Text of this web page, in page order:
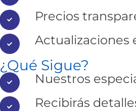
Precios
Actualizaciones
¿Qué Sigue?
Nuestros
Recibirás